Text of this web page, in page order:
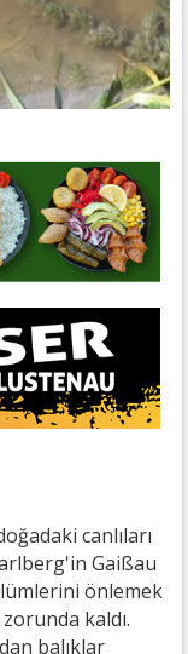
canlıları
Gaißau
önlemek
kaldı.
balıklar